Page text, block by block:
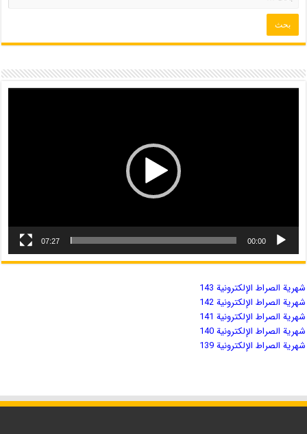
00:00
07:27
شهریة الصراط الإلكترونية 143
شهریة الصراط الإلكترونية 142
شهریة الصراط الإلكترونية 141
شهریة الصراط الإلكترونية 140
شهریة الصراط الإلكترونية 139